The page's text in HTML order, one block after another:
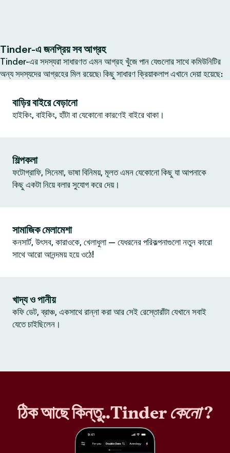
Tinder-এ জনপ্রিয় সব আগ্রহ
Tinder-এর সদস্যরা সাধারণত এমন আগ্রহ খুঁজে পান যেগুলোর সাথে কমিউনিটির
অন্য সদস্যদের আগ্রহের মিল রয়েছে৷ কিছু সাধারণ ক্রিয়াকলাপ এখানে দেয়া হয়েছে:
বাড়ির বাইরে বেড়ানো
হাইকিং, বাইকিং, হাঁটা বা যেকোনো কারণেই বাইরে থাকা।
শিল্পকলা
ফটোগ্রাফি, সিনেমা, ভাষা বিনিময়, মূলত এমন যেকোনো কিছু যা আপনাকে
কিছু একটা নিয়ে বলার সুযোগ করে দেয়।
সামাজিক মেলামেশা
কনসার্ট, উৎসব, কারাওকে, খেলাধুলা — যেধরনের পরিকল্পনাগুলো নতুন কারো
সাথে আরো আনন্দময় হয়ে ওঠে!
খাদ্য ও পানীয়
কফি ডেট, ব্রাঞ্চ, একসাথে রান্না করা আর সেই রেস্তোরাঁটা যেখানে সবাই
যেতে চাইছিলেন।
ঠিক আছে কিন্তু..Tinderকেনো?